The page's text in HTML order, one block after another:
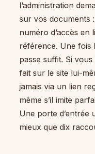
l’administration
sur vos documents
numéro d’accès en
référence. Une fois
passe suffit. Si
fait sur le site lui-
jamais via un lien
même s’il imite
Une porte d’entrée
mieux que dix